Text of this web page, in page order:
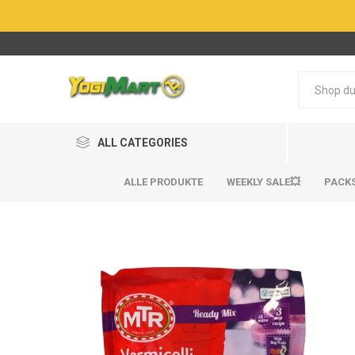
ALL CATEGORIES
ALLE PRODUKTE WEEKLY SALE💥